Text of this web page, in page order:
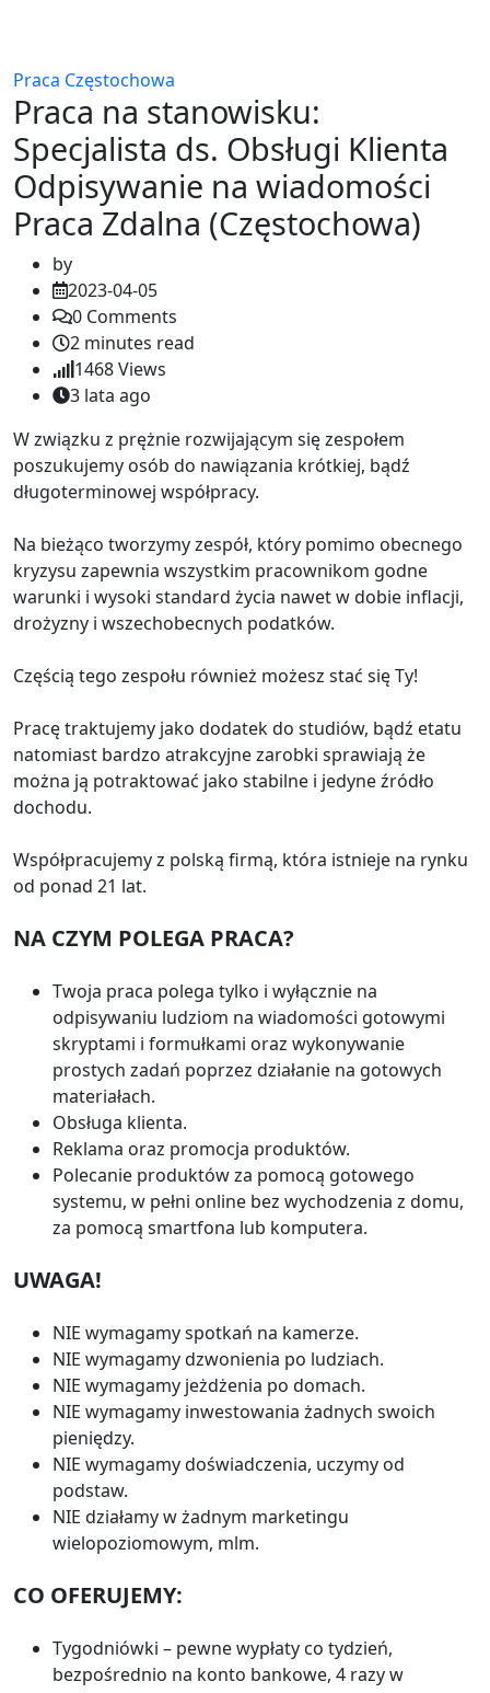
Praca Częstochowa
Praca na stanowisku:
Specjalista ds. Obsługi Klienta
Odpisywanie na wiadomości
Praca Zdalna (Częstochowa)
by
2023-04-05
0 Comments
2 minutes read
1468Views
3 lata ago
W związku z prężnie rozwijającym się zespołem
poszukujemy osób do nawiązania krótkiej, bądź
długoterminowej współpracy.
Na bieżąco tworzymy zespół, który pomimo obecnego
kryzysu zapewnia wszystkim pracownikom godne
warunki i wysoki standard życia nawet w dobie inflacji,
drożyzny i wszechobecnych podatków.
Częścią tego zespołu również możesz stać się Ty!
Pracę traktujemy jako dodatek do studiów, bądź etatu
natomiast bardzo atrakcyjne zarobki sprawiają że
można ją potraktować jako stabilne i jedyne źródło
dochodu.
Współpracujemy z polską firmą, która istnieje na rynku
od ponad 21 lat.
NA CZYM POLEGA PRACA?
Twoja praca polega tylko i wyłącznie na
odpisywaniu ludziom na wiadomości gotowymi
skryptami i formułkami oraz wykonywanie
prostych zadań poprzez działanie na gotowych
materiałach.
Obsługa klienta.
Reklama oraz promocja produktów.
Polecanie produktów za pomocą gotowego
systemu, w pełni online bez wychodzenia z domu,
za pomocą smartfona lub komputera.
UWAGA!
NIE wymagamy spotkań na kamerze.
NIE wymagamy dzwonienia po ludziach.
NIE wymagamy jeżdżenia po domach.
NIE wymagamy inwestowania żadnych swoich
pieniędzy.
NIE wymagamy doświadczenia, uczymy od
podstaw.
NIE działamy w żadnym marketingu
wielopoziomowym, mlm.
CO OFERUJEMY:
Tygodniówki – pewne wypłaty co tydzień,
bezpośrednio na konto bankowe, 4 razy w